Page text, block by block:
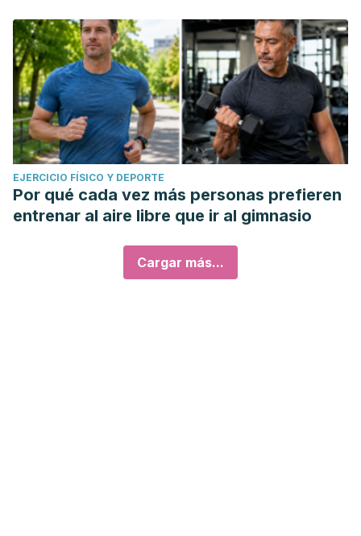
EJERCICIO FÍSICO Y DEPORTE
Por qué cada vez más personas prefieren
entrenar al aire libre que ir al gimnasio
Cargar más...